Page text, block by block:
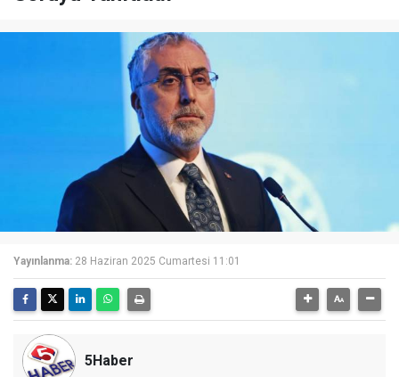
Yayınlanma: 28 Haziran 2025 Cumartesi 11:01
5Haber